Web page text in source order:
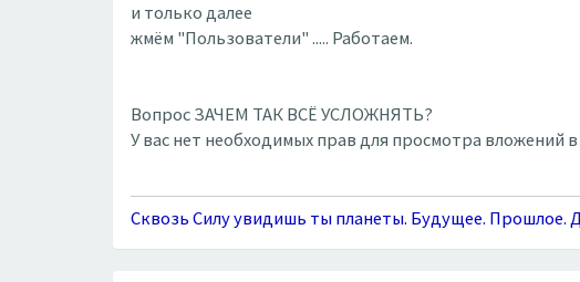
и только далее
жмём "Пользователи" ..... Работаем.
Вопрос ЗАЧЕМ ТАК ВСЁ УСЛОЖНЯТЬ?
У вас нет необходимых прав для просмотра вложений
Сквозь Силу увидишь ты планеты. Будущее. Прошлое.